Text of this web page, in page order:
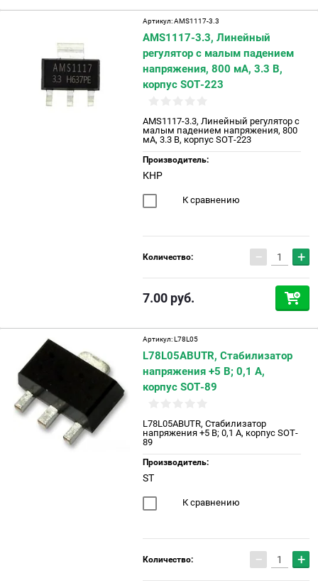
Артикул:AMS1117-3.3
AMS1117-3.3, Линейный
регулятор с малым падением
напряжения, 800 мА, 3.3 В,
корпус SOT-223
AMS1117-3.3, Линейный регулятор с
малым падением напряжения, 800
мА, 3.3 В, корпус SOT-223
Производитель:
КНР
К сравнению
Количество: − +
7.00 руб.
Артикул:L78L05
L78L05ABUTR, Cтабилизатор
напряжения +5 В; 0,1 А,
корпус SOT-89
L78L05ABUTR, Cтабилизатор
напряжения +5 В; 0,1 А, корпус SOT-
89
Производитель:
ST
К сравнению
Количество: − +